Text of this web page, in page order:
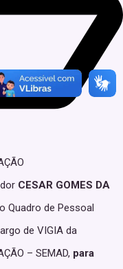
CESAR GOMES DA
Quadro de Pessoal
de VIGIA da
– SEMAD, para